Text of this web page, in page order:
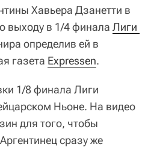
Хавьера Дзанетти в
выходу в 1/4 финала Лиги
определив ей в
газета Expressen.
1/8 финала Лиги
Ньоне. На видео
для того, чтобы
сразу же